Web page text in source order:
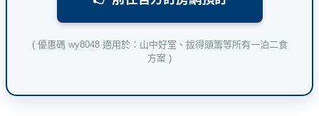
( 優惠碼 wy8048 適用於：山中好室、拔得頭籌等所有一泊二食
方案 )